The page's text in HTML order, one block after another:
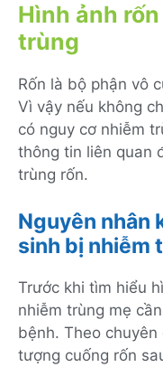
Hình ảnh
trùng
Rốn là bộ phận vô
Vì vậy nếu không
có nguy cơ nhiễm
thông tin liên quan
trùng rốn.
Nguyên nhân
sinh bị nhiễm
Trước khi tìm hiểu
nhiễm trùng mẹ
bệnh. Theo
tượng cuống rốn